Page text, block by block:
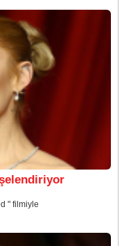
" filmiyle